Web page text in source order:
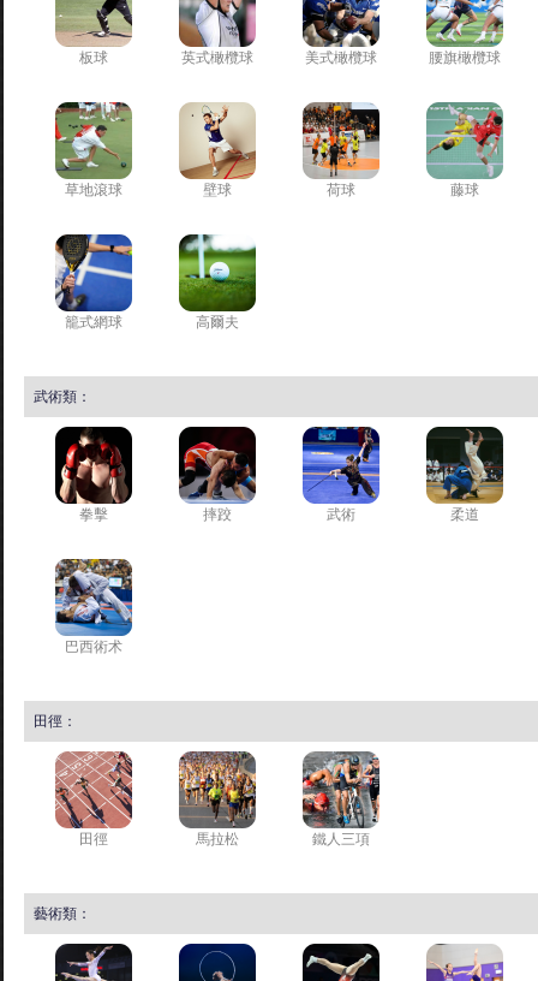
板球 英式橄欖球 美式橄欖球 腰旗橄欖球
草地滾球 壁球 荷球 藤球
籠式網球 高爾夫
武術類：
拳擊 摔跤 武術 柔道
巴西術术
田徑：
田徑 馬拉松 鐵人三項
藝術類：